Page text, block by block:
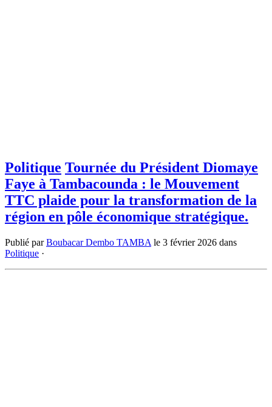
Politique Tournée du Président Diomaye
Faye à Tambacounda : le Mouvement
TTC plaide pour la transformation de la
région en pôle économique stratégique.
Publié parBoubacar Dembo TAMBA le 3 février 2026 dans
Politique ·